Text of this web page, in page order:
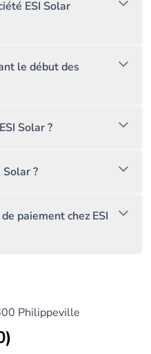
ESI Solar
le début des
Solar ?
?
paiement chez ESI
Philippeville